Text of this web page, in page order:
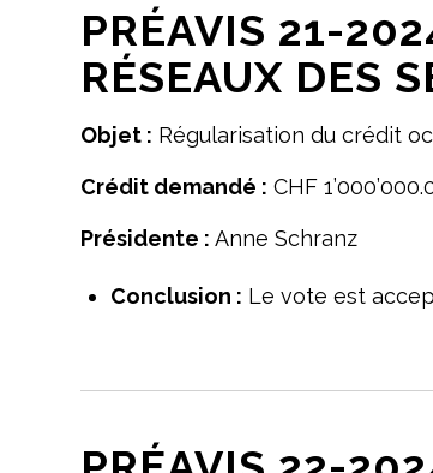
PRÉAVIS 21-
RÉSEAUX DES
Objet : Régularisation du crédit
Crédit demandé : CHF
Présidente : Anne Schranz
Conclusion : Le vote est